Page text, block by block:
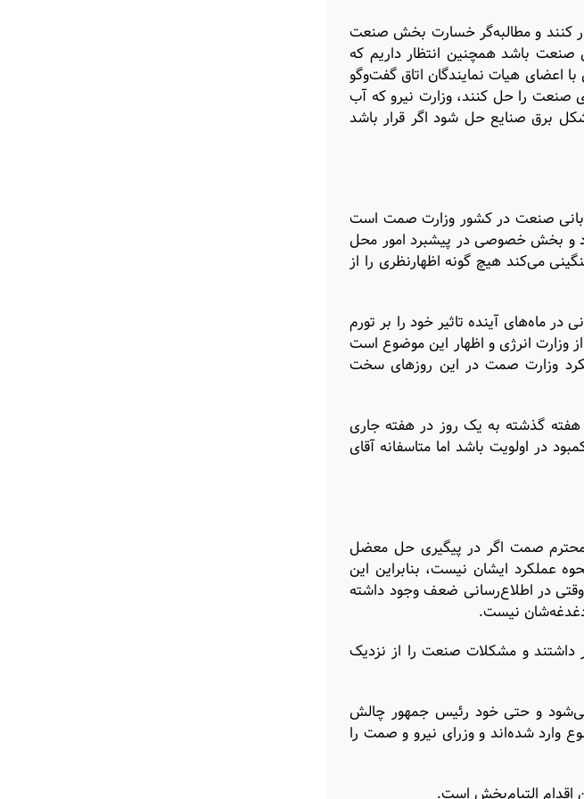
بهبود فضای کسب و کار اصرار کنند و مطالبه‌گر خسارت بخش صنعت
صنعت باشد همچنین انتظار داریم که
با اعضای هیات نمایندگان اتاق گفت‌وگو
صنعت را حل کنند، وزارت نیرو که آب
خود تامین کنند تا مشکل برق صنایع حل شود اگر قرار باشد
بانی صنعت در کشور وزارت صمت است
و بخش خصوصی در پیشبرد امور محل
می‌کند هیچ گونه اظهارنظری را از
کمبودهای کنونی در ماه‌های آینده تاثیر خود را بر تورم
وزارت انرژی و اظهار این موضوع است
وزارت صمت در این روزهای سخت
هفته گذشته به یک روز در هفته جاری
در اولویت باشد اما متاسفانه آقای
محترم صمت اگر در پیگیری حل معضل
عملکرد ایشان نیست، بنابراین این
وقتی در اطلاع‌رسانی ضعف وجود داشته
دغدغه‌شان نیست.
داشتند و مشکلات صنعت را از نزدیک
و حتی خود رئیس جمهور چالش
وارد شده‌اند و وزرای نیرو و صمت را
اقدام التیام‌بخش است.